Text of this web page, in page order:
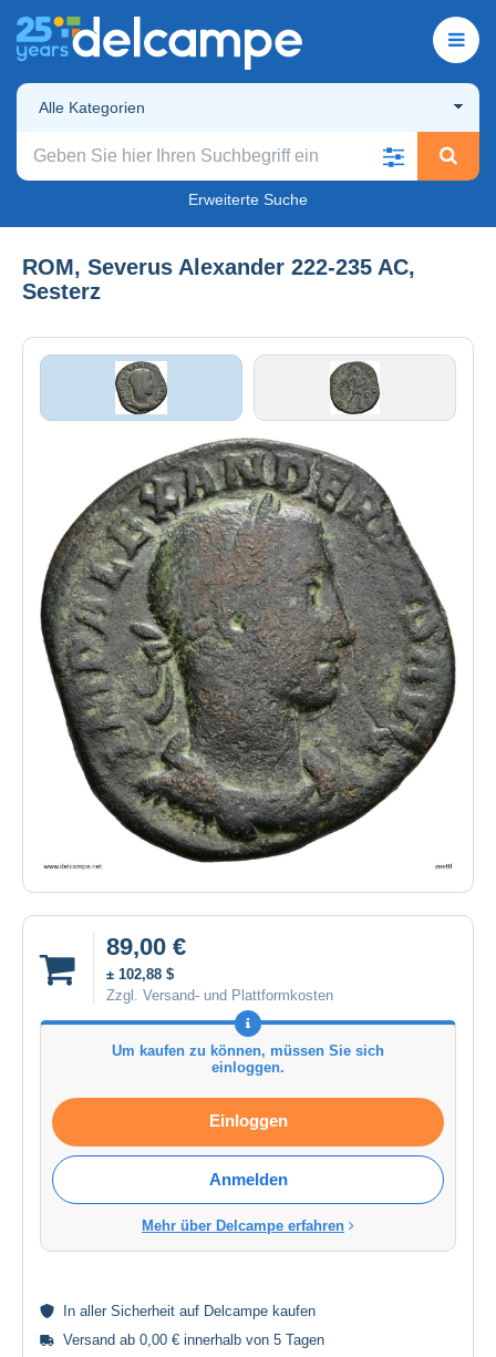
Alle Kategorien
Erweiterte Suche
ROM, Severus Alexander 222-235 AC,
Sesterz
89,00 €
± 102,88 $
Zzgl. Versand- und Plattformkosten
Um kaufen zu können, müssen Sie sich
einloggen.
Einloggen
Anmelden
Mehr über Delcampe erfahren
In aller Sicherheit auf Delcampe kaufen
Versand ab 0,00 € innerhalb von 5 Tagen